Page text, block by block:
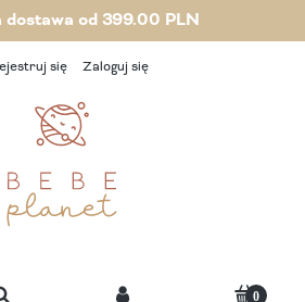
dostawa od 399.00 PLN
się Zaloguj się